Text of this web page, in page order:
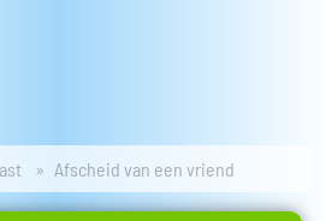
Afscheid van een vriend